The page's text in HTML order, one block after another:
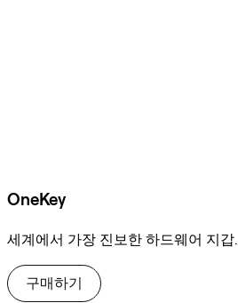
OneKey
세계에서 가장 진보한 하드웨어 지갑.
구매하기